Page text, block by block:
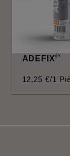
ADEFIX®
12,25 €/1